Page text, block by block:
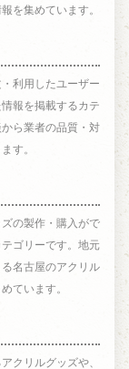
を集めています。
利用したユーザー
報を掲載するカテ
ら業者の品質・対
す。
の製作・購入がで
ゴリーです。地元
名古屋のアクリル
ています。
クリルグッズや、